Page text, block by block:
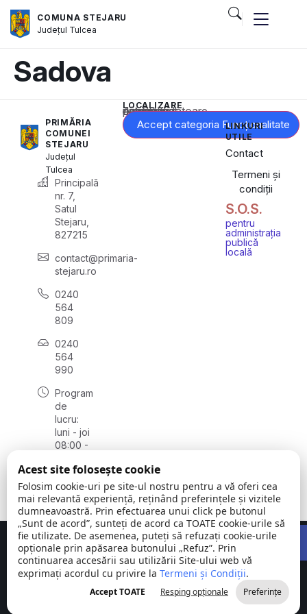
COMUNA STEJARU
Județul Tulcea
Sadova
PRIMĂRIA
COMUNEI
STEJARU
Județul
Tulcea
Principală
nr. 7,
Satul
Stejaru,
827215
contact@primaria-
stejaru.ro
0240
564
809
0240
564
990
Program
de
lucru:
luni - joi
08:00 -
vineri
08:00 -
14:00
LOCALIZARE
Acest conținut este blocat până când acceptați categoria corespunzătoare de cookie-uri.
Accept categoria Funcționalitate
LINKURI
UTILE
Contact
Termeni și
condiții
S.O.S.
pentru
administrația
publică
locală
Comuna
Stejaru |
județul Tulcea
©
2026
Toate
drepturile
rezervate
Concept realizat deBig Media Relații Publice SRL
Acest site folosește cookie
Folosim cookie-uri pe site-ul nostru pentru a vă oferi cea
mai relevantă experiență, reținând preferințele și vizitele
dumneavoastră. Prin efectuarea unui click pe butonul
„Sunt de acord”, sunteți de acord ca TOATE cookie-urile să
fie utilizate. De asemenea, puteți să refuzați cookie-urile
opționale prin apăsarea butonului „Refuz”. Prin
continuarea accesării sau utilizării Site-ului web vă
exprimați acordul cu privire la Termeni și Condiții.
Accept TOATE Resping opționale Preferințe